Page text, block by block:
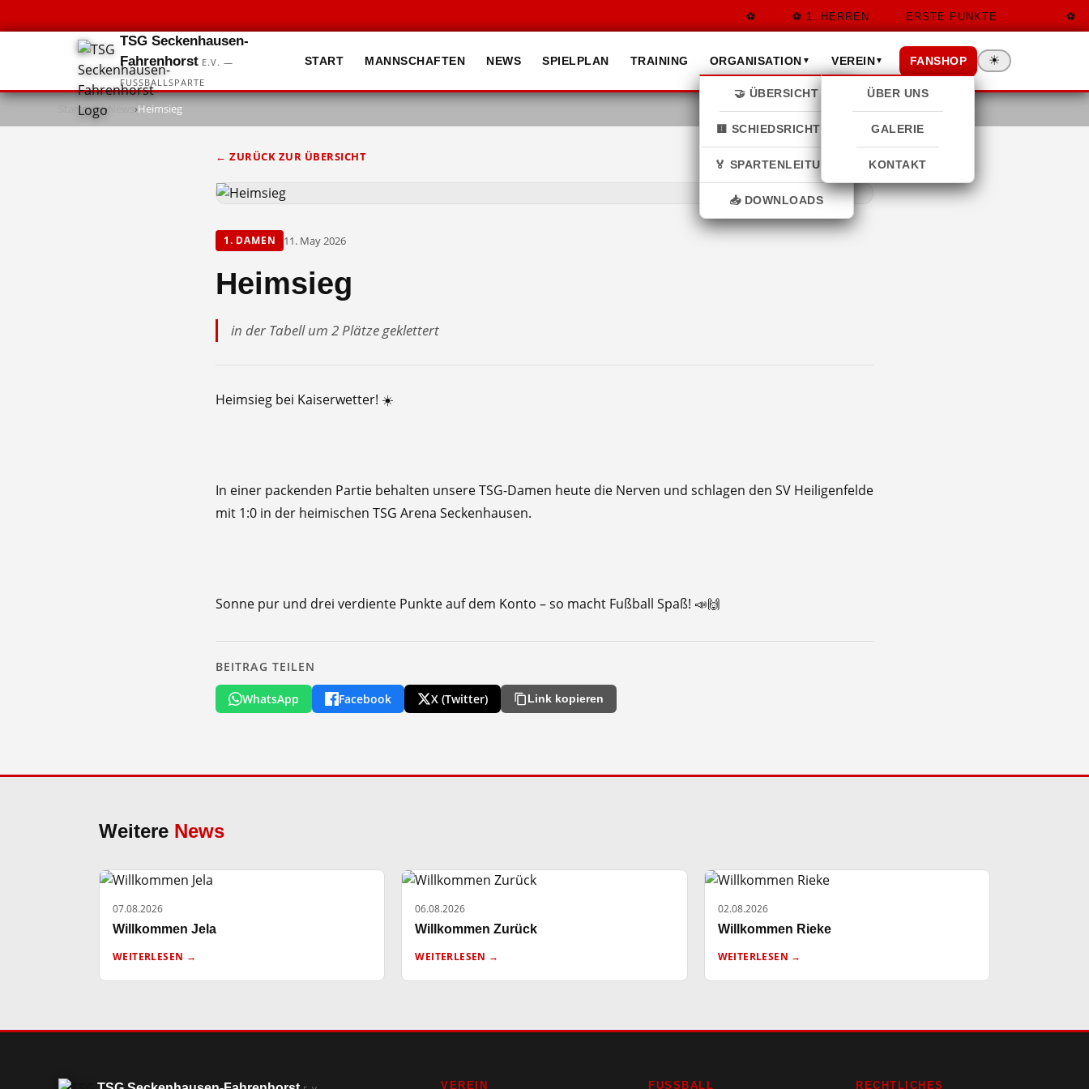
1. HERREN ERSTE PUNKTE
TSG Seckenhausen-
Fahrenhorst E.V. —
FUSSBALLSPARTE
START MANNSCHAFTEN NEWS SPIELPLAN TRAINING ORGANISATION ▼
🤝 ÜBERSICHT
🟨 SCHIEDSRICHTER
🏅 SPARTENLEITUNG
📥 DOWNLOADS
VEREIN▼
ÜBER UNS
GALERIE
KONTAKT
FANSHOP ☀
Startseite› ›Heimsieg
← ZURÜCK ZUR ÜBERSICHT
1. DAMEN 11. May 2026
Heimsieg
in der Tabell um 2 Plätze geklettert
Heimsieg bei Kaiserwetter! ☀️
In einer packenden Partie behalten unsere TSG-Damen heute die Nerven und schlagen den SV Heiligenfelde
mit 1:0 in der heimischen TSG Arena Seckenhausen.
​Sonne pur und drei verdiente Punkte auf dem Konto – so macht Fußball Spaß! 📣🙌
BEITRAG TEILEN
WhatsApp Facebook X (Twitter) Link kopieren
Weitere News
07.08.2026
Willkommen Jela
WEITERLESEN →
06.08.2026
Willkommen Zurück
WEITERLESEN →
02.08.2026
Willkommen Rieke
WEITERLESEN →
VEREIN FUSSBALL RECHTLICHES